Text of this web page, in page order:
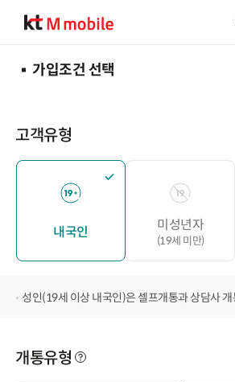
가입조건 선택
고객유형
내국인 미성년자
(19세 미만)
성인(19세 이상 내국인)은 셀프개통과 상담사
개통유형